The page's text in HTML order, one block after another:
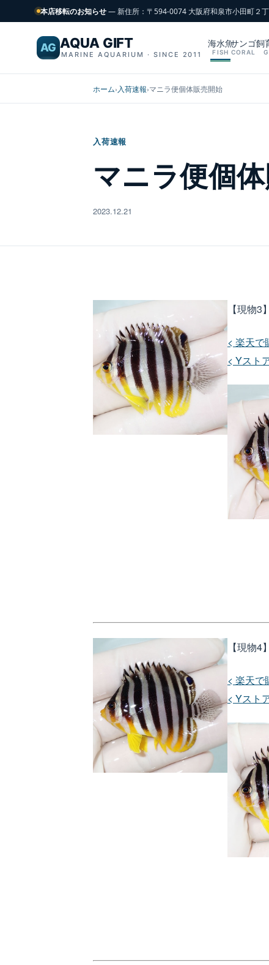
本店移転のお知らせ— 新住所：〒594-0074 大阪府和泉市小田町２
AG AQUA GIFT
MARINE AQUARIUM · SINCE 2011
海水魚
FISH
サンゴ
CORAL
飼
ホーム› 入荷速報›マニラ便個体販売開始
入荷速報
マニラ便個
2023.12.21
【現物
< 楽天で
< Yスト
【現物
< 楽天で
< Yスト